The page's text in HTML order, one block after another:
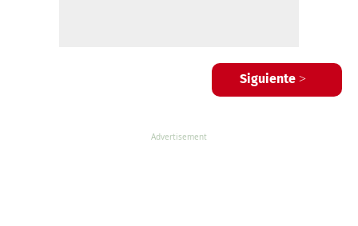
Siguiente >